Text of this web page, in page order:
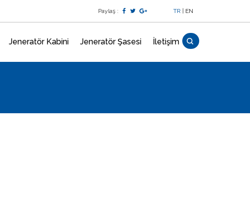
Paylaş : TR EN
Jeneratör Kabini Jeneratör Şasesi İletişim